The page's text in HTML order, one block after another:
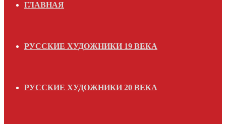
ГЛАВНАЯ
РУССКИЕ ХУДОЖНИКИ 19 ВЕКА
РУССКИЕ ХУДОЖНИКИ 20 ВЕКА